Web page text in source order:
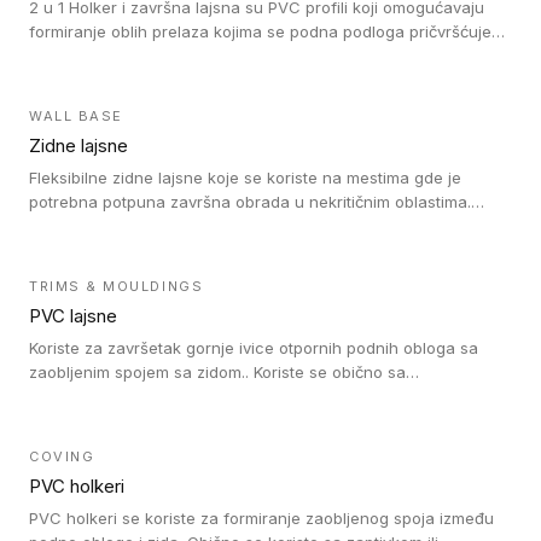
2 u 1 Holker i završna lajsna su PVC profili koji omogućavaju
formiranje oblih prelaza kojima se podna podloga pričvršćuje
WALL BASE
Zidne lajsne
Fleksibilne zidne lajsne koje se koriste na mestima gde je
potrebna potpuna završna obrada u nekritičnim oblastima.
TRIMS & MOULDINGS
PVC lajsne
Koriste za završetak gornje ivice otpornih podnih obloga sa
zaobljenim spojem sa zidom.. Koriste se obično sa
rešenje).
COVING
PVC holkeri
PVC holkeri se koriste za formiranje zaobljenog spoja između